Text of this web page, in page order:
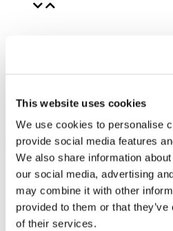
This website uses cookies
We use cookies to personalise
provide social media features
We also share information
our social media, advertising
may combine it with other
provided to them or that
of their services.